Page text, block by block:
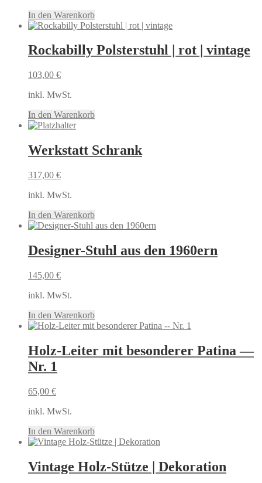
In den Warenkorb
Rockabilly Polsterstuhl | rot | vintage
103,00 €
inkl. MwSt.
In den Warenkorb
Werkstatt Schrank
317,00 €
inkl. MwSt.
In den Warenkorb
Designer-Stuhl aus den 1960ern
145,00 €
inkl. MwSt.
In den Warenkorb
Holz-Leiter mit besonderer Patina —
Nr. 1
65,00 €
inkl. MwSt.
In den Warenkorb
Vintage Holz-Stütze | Dekoration